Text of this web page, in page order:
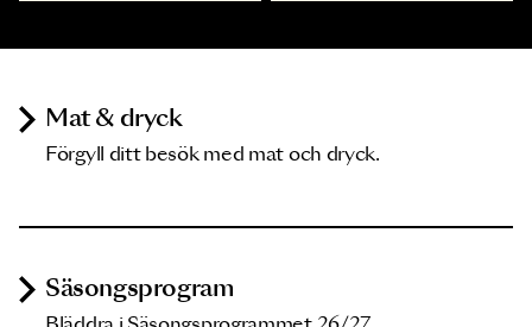
Mat & dryck
Förgyll ditt besök med mat och dryck.
Säsongsprogram